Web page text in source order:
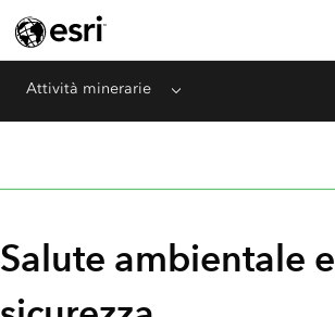
Attività minerarie Menu
Salute ambientale e